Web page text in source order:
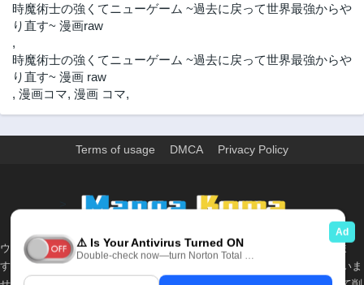
時魔術士の強くてニューゲーム ~過去に戻って世界最強からや
り直す~ 漫画raw
,
時魔術士の強くてニューゲーム ~過去に戻って世界最強からや
り直す~ 漫画 raw
, 漫画コマ, 漫画 コマ,
Terms of usage DMCA Privacy Policy
ウェブサイト上のすべての情報と画像は、インターネット上で収集されま
す。 このウェブサイトの情報については、所有していないか、責任を負いま